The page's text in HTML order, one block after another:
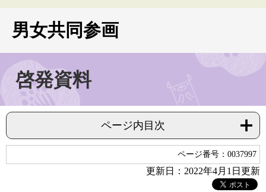
男女共同参画
啓発資料
ページ内目次
ページ番号：0037997
更新日：2022年4月1日更新